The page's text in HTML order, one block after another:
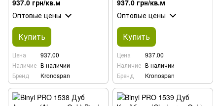
937.0 грн/кв.м
Оптовые цены
Купить
Цена
937.00
Наличие В наличии
Бренд
Kronospan
937.0 грн/кв.м
Оптовые цены
Купить
Цена
937.00
Наличие В наличии
Бренд
Kronospan